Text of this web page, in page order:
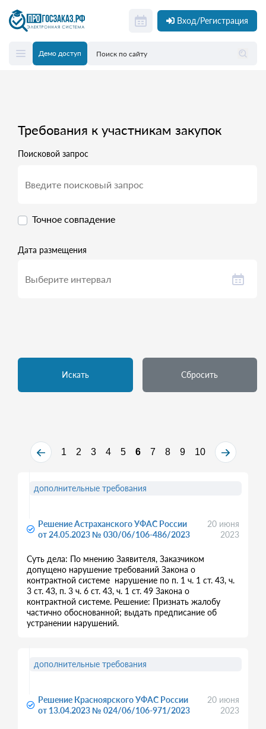
Вход/Регистрация
Демо доступ
Требования к участникам закупок
Поисковой запрос
Точное совпадение
Дата размещения
Искать Сбросить
1 2 3 4 5 6 7 8 9 10
Решение Астраханского УФАС России
от 24.05.2023 № 030/06/106-486/2023
20 июня
2023
Суть дела: По мнению Заявителя, Заказчиком
допущено нарушение требований Закона о
контрактной системе нарушение по п. 1 ч. 1 ст. 43, ч.
3 ст. 43, п. 3 ч. 6 ст. 43, ч. 1 ст. 49 Закона о
контрактной системе. Решение: Признать жалобу
частично обоснованной; выдать предписание об
устранении нарушений.
дополнительные требования
Решение Красноярского УФАС России
от 13.04.2023 № 024/06/106-971/2023
20 июня
2023
дополнительные требования